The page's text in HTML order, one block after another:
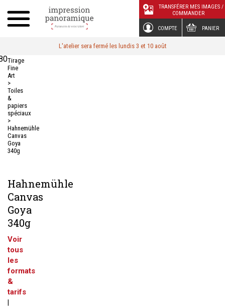
COMPTE PANIER
TRANSFÉRER MES IMAGES /
COMMANDER
L'atelier sera fermé les lundis 3 et 10 août
Tirage
Fine
Art
>
Toiles
&
papiers
spéciaux
>
Hahnemühle
Canvas
Goya
340g
Hahnemühle
Canvas
Goya
340g
Voir
tous
les
formats
&
tarifs